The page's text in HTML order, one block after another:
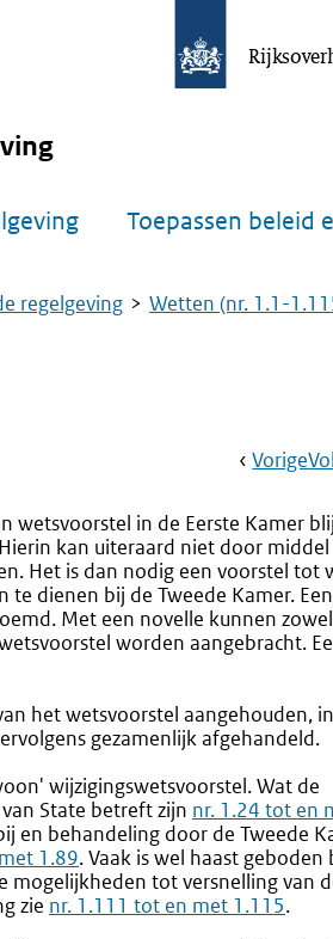
Toepassen beleid
regelgeving Wetten (nr. 1.1-
Book
Ga
Vorige
En
Ga
wetsvoorstel in de Eerste Kamer
kan uiteraard niet door middel
Het is dan nodig een voorstel tot
dienen bij de Tweede Kamer. Een
Met een novelle kunnen zowel
worden aangebracht.
het wetsvoorstel aangehouden, in
gezamenlijk afgehandeld.
wijzigingswetsvoorstel. Wat de
State betreft zijn nr. 1.24 tot en
en behandeling door de Tweede
1.89. Vaak is wel haast geboden
mogelijkheden tot versnelling van
zie nr. 1.111 tot en met 1.115.